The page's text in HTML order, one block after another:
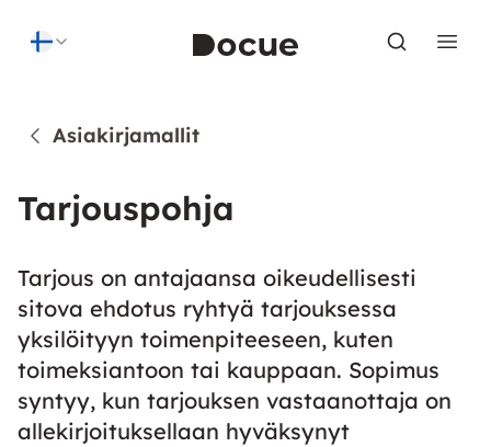
Asiakirjamallit
Tarjouspohja
Tarjous on antajaansa oikeudellisesti
sitova ehdotus ryhtyä tarjouksessa
yksilöityyn toimenpiteeseen, kuten
toimeksiantoon tai kauppaan. Sopimus
syntyy, kun tarjouksen vastaanottaja on
allekirjoituksellaan hyväksynyt